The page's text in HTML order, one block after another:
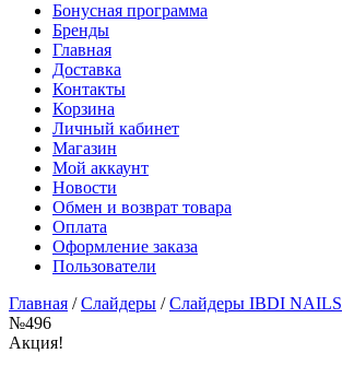
Бонусная программа
Бренды
Главная
Доставка
Контакты
Корзина
Личный кабинет
Магазин
Мой аккаунт
Новости
Обмен и возврат товара
Оплата
Оформление заказа
Пользователи
Главная /Слайдеры /Слайдеры IBDI NAILS
№496
Акция!